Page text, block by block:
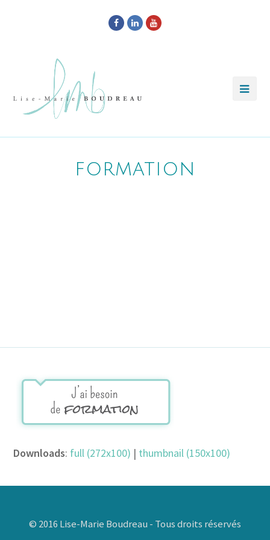
Facebook
LinkedInYoutube
formation
Downloads: full (272x100) | thumbnail (150x100)
© 2016 Lise-Marie Boudreau - Tous droits réservés